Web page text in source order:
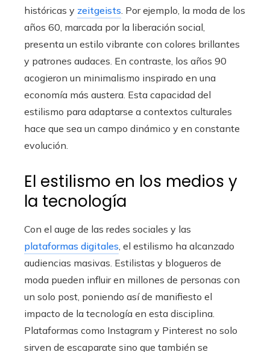
históricas y zeitgeists. Por ejemplo, la moda de los
años 60, marcada por la liberación social,
presenta un estilo vibrante con colores brillantes
y patrones audaces. En contraste, los años 90
acogieron un minimalismo inspirado en una
economía más austera. Esta capacidad del
estilismo para adaptarse a contextos culturales
hace que sea un campo dinámico y en constante
evolución.
El estilismo en los medios y
la tecnología
Con el auge de las redes sociales y las
plataformas digitales, el estilismo ha alcanzado
audiencias masivas. Estilistas y blogueros de
moda pueden influir en millones de personas con
un solo post, poniendo así de manifiesto el
impacto de la tecnología en esta disciplina.
Plataformas como Instagram y Pinterest no solo
sirven de escaparate sino que también se